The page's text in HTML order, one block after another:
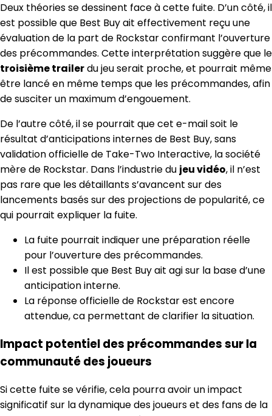
Deux théories se dessinent face à cette fuite. D’un côté, il
est possible que Best Buy ait effectivement reçu une
évaluation de la part de Rockstar confirmant l’ouverture
des précommandes. Cette interprétation suggère que le
troisième trailerdu jeu serait proche, et pourrait même
être lancé en même temps que les précommandes, afin
de susciter un maximum d’engouement.
De l’autre côté, il se pourrait que cet e-mail soit le
résultat d’anticipations internes de Best Buy, sans
validation officielle de Take-Two Interactive, la société
mère de Rockstar. Dans l’industrie du jeu vidéo, il n’est
pas rare que les détaillants s’avancent sur des
lancements basés sur des projections de popularité, ce
qui pourrait expliquer la fuite.
La fuite pourrait indiquer une préparation réelle
pour l’ouverture des précommandes.
Il est possible que Best Buy ait agi sur la base d’une
anticipation interne.
La réponse officielle de Rockstar est encore
attendue, ca permettant de clarifier la situation.
Impact potentiel des précommandes sur la
communauté des joueurs
Si cette fuite se vérifie, cela pourra avoir un impact
significatif sur la dynamique des joueurs et des fans de la